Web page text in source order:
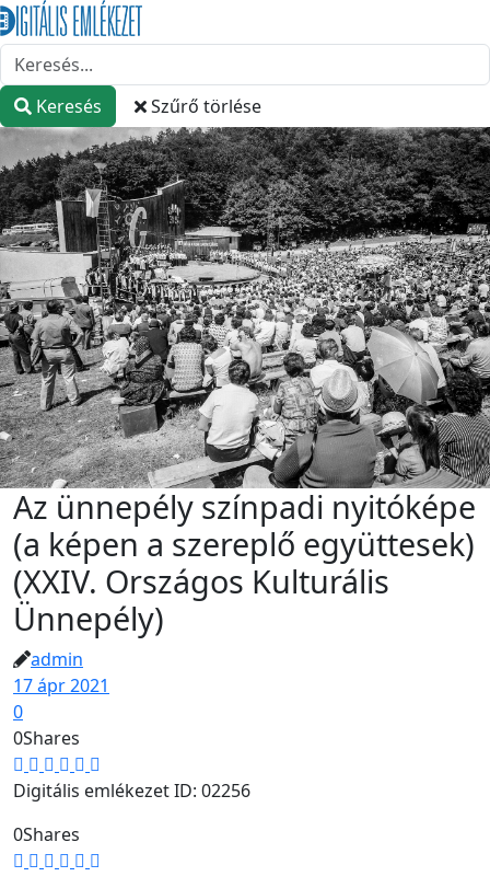
Keresés Szűrő törlése
Az ünnepély színpadi nyitóképe
(a képen a szereplő együttesek)
(XXIV. Országos Kulturális
Ünnepély)
admin
17 ápr 2021
0
0Shares
Digitális emlékezet ID: 02256
0Shares